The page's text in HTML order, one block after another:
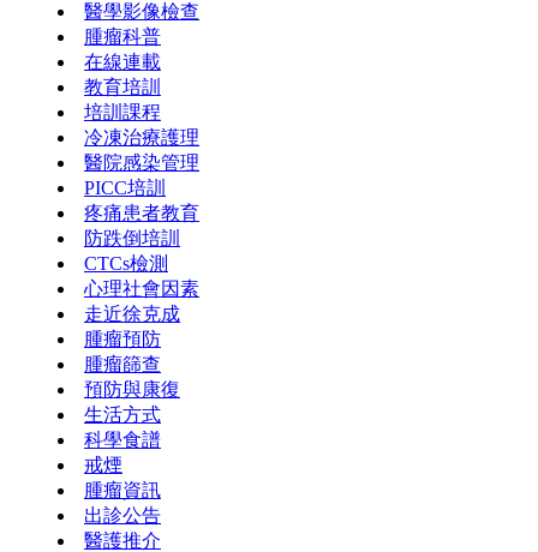
醫學影像檢查
腫瘤科普
在線連載
教育培訓
培訓課程
冷凍治療護理
醫院感染管理
PICC培訓
疼痛患者教育
防跌倒培訓
CTCs檢測
心理社會因素
走近徐克成
腫瘤預防
腫瘤篩查
預防與康復
生活方式
科學食譜
戒煙
腫瘤資訊
出診公告
醫護推介